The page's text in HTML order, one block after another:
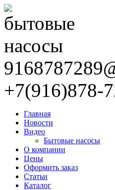
+7(916)878-
Главная
Новости
Видео
Бытовые насосы
О компании
Цены
Оформить заказ
Статьи
Каталог